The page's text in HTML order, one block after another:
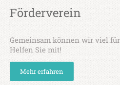
Förderverein
Gemeinsam können wir viel
Helfen Sie mit!
Mehr erfahren